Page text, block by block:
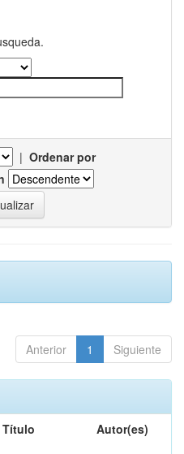
| Ordenar por
Anterior 1 Siguiente
Título Autor(es)